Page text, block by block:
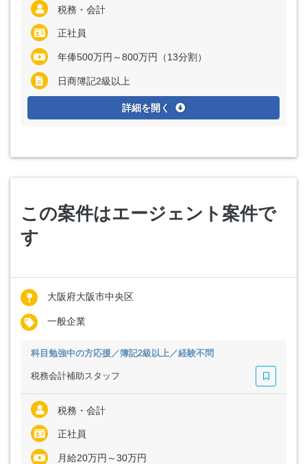
税務・会計
正社員
年俸500万円～800万円（13分割）
日商簿記2級以上
詳細を開く
この案件はエージェント案件で
す
大阪府大阪市中央区
一般企業
科目勉強中の方応援／簿記2級以上／経験不問
税務会計補助スタッフ
税務・会計
正社員
月給20万円～30万円